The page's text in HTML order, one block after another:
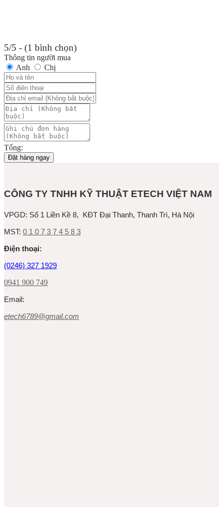
5/5 - (1 bình chọn)
Thông tin người mua
Anh
Chị
Tổng:
Đặt hàng ngay
CÔNG TY TNHH KỸ THUẬT ETECH VIỆT NAM
VPGD: Số 1 Liền Kề 8, KĐT Đại Thanh, Thanh Trì, Hà Nội
MST: 0 1 0 7 3 7 4 5 8 3
Ðiện thoại:
(0246) 327 1929
0941 900 749
Email:
etech6789@gmail.com